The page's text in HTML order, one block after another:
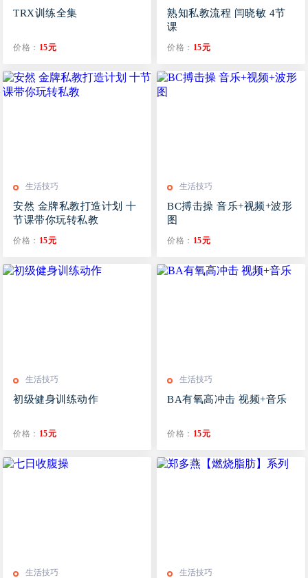
TRX训练全集
价格： 15元
熟知私教流程 闫晓敏 4节
课
价格： 15元
生活技巧
安然 金牌私教打造计划 十
节课带你玩转私教
价格： 15元
生活技巧
BC搏击操 音乐+视频+波形
图
价格： 15元
生活技巧
初级健身训练动作
价格： 15元
生活技巧
BA有氧高冲击 视频+音乐
价格： 15元
生活技巧 生活技巧